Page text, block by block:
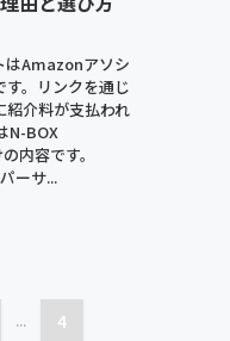
はAmazonアソシ
。リンクを通じ
紹介料が支払われ
N-BOX
内容です。
ーサ...
... 4